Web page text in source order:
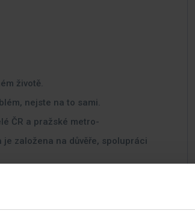
životě.
nejste na to sami.
ČR a pražské metro-
založena na důvěře, spolupráci
může být náročná.